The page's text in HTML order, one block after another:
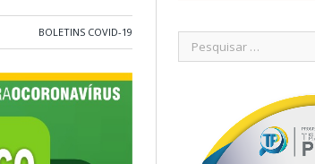
BOLETINS COVID-19